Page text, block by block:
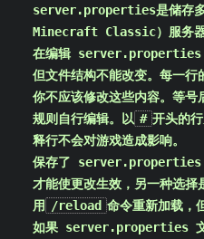
server.properties是储存
Minecraft Classic）服务器
在编辑 server.properties
但文件结构不能改变。每一行
你不应该修改这些内容。等号
规则自行编辑。以 # 开头的
释行不会对游戏造成影响。
保存了 server.properties
才能使更改生效，另一种选择
用 /reload 命令重新加载，
如果 server.properties 文